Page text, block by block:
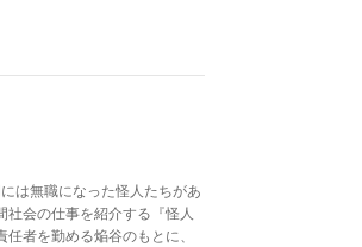
は無職になった怪人たちがあ
会の仕事を紹介する『怪人
者を勤める焔谷のもとに、